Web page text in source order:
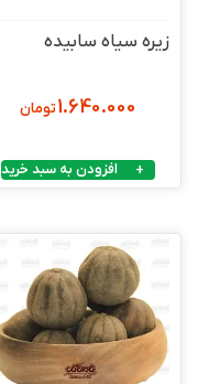
زیره سیاه سابیده
1.640.000تومان
افزودن به سبد خرید